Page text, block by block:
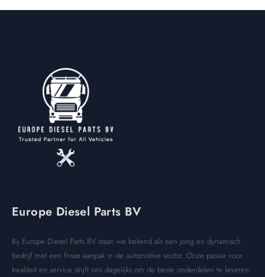
Europe Diesel Parts BV
Bij Europe Diesel Parts BV staan we bekend als een jong en dynamisch
bedrijf met een frisse aanpak in de automotive sector. Onze passie voor
kwaliteit en service drijft ons dagelijks om de beste onderdelen te leveren